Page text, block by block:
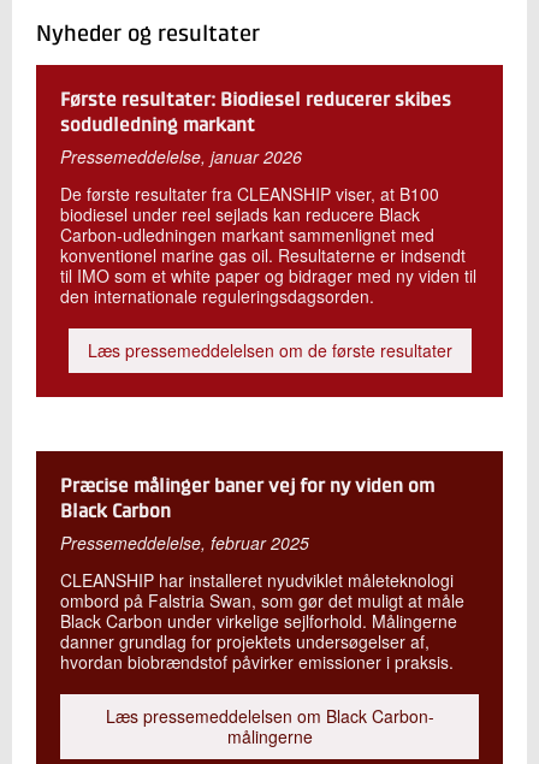
Nyheder og resultater
Første resultater: Biodiesel reducerer skibes
sodudledning markant
Pressemeddelelse, januar 2026
De første resultater fra CLEANSHIP viser, at B100
biodiesel under reel sejlads kan reducere Black
Carbon-udledningen markant sammenlignet med
konventionel marine gas oil. Resultaterne er indsendt
til IMO som et white paper og bidrager med ny viden til
den internationale reguleringsdagsorden.
Læs pressemeddelelsen om de første resultater
Præcise målinger baner vej for ny viden om
Black Carbon
Pressemeddelelse, februar 2025
CLEANSHIP har installeret nyudviklet måleteknologi
ombord på Falstria Swan, som gør det muligt at måle
Black Carbon under virkelige sejlforhold. Målingerne
danner grundlag for projektets undersøgelser af,
hvordan biobrændstof påvirker emissioner i praksis.
Læs pressemeddelelsen om Black Carbon-
målingerne